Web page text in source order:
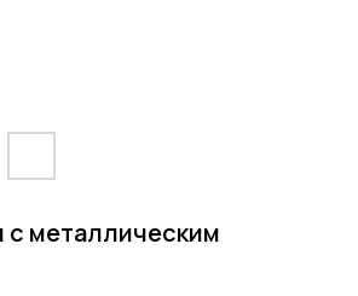
с металлическим